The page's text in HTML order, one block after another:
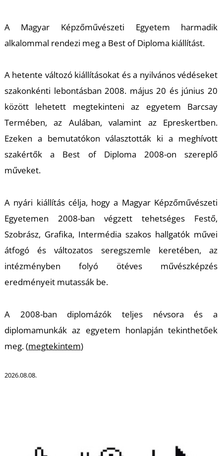
A Magyar Képzőművészeti Egyetem harmadik
alkalommal rendezi meg a Best of Diploma kiállítást.
A hetente változó kiállításokat és a nyilvános védéseket
szakonkénti lebontásban 2008. május 20 és június 20
között lehetett megtekinteni az egyetem Barcsay
Termében, az Aulában, valamint az Epreskertben.
Ezeken a bemutatókon választották ki a meghívott
szakértők a Best of Diploma 2008-on szereplő
műveket.
A nyári kiállítás célja, hogy a Magyar Képzőművészeti
Egyetemen 2008-ban végzett tehetséges Festő,
Szobrász, Grafika, Intermédia szakos hallgatók művei
átfogó és változatos seregszemle keretében, az
intézményben folyó ötéves művészképzés
eredményeit mutassák be.
A 2008-ban diplomázók teljes névsora és a
diplomamunkák az egyetem honlapján tekinthetőek
meg. (megtekintem)
2026.08.08.